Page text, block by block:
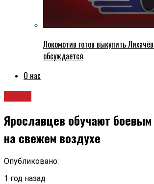
Локомотив готов выкупить
обсуждается
О нас
Ярославцев обучают боевым
на свежем воздухе
Опубликовано:
1 год назад